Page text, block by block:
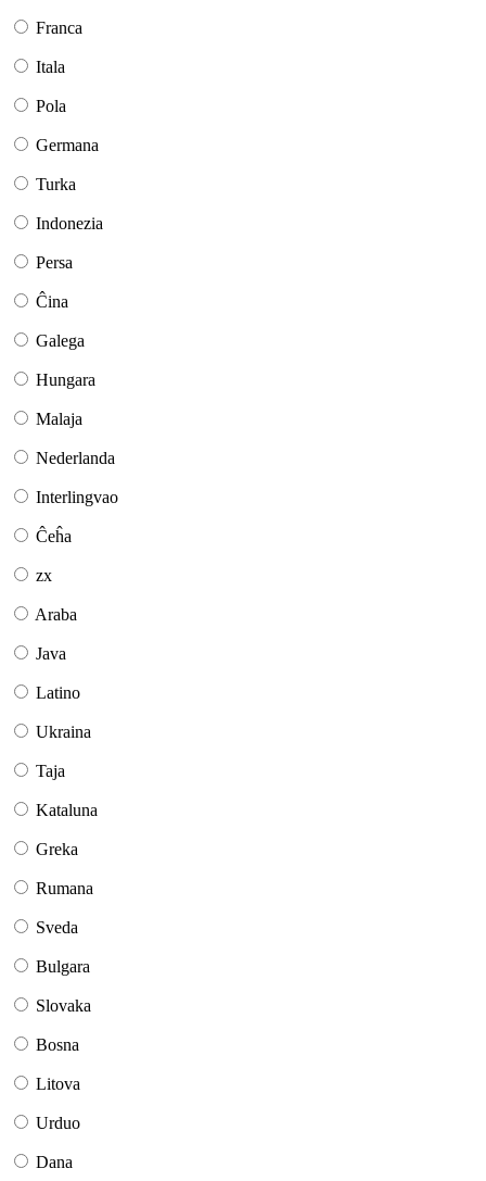
Franca
Itala
Pola
Germana
Turka
Indonezia
Persa
Ĉina
Galega
Hungara
Malaja
Nederlanda
Interlingvao
Ĉeĥa
zx
Araba
Java
Latino
Ukraina
Taja
Kataluna
Greka
Rumana
Sveda
Bulgara
Slovaka
Bosna
Litova
Urduo
Dana